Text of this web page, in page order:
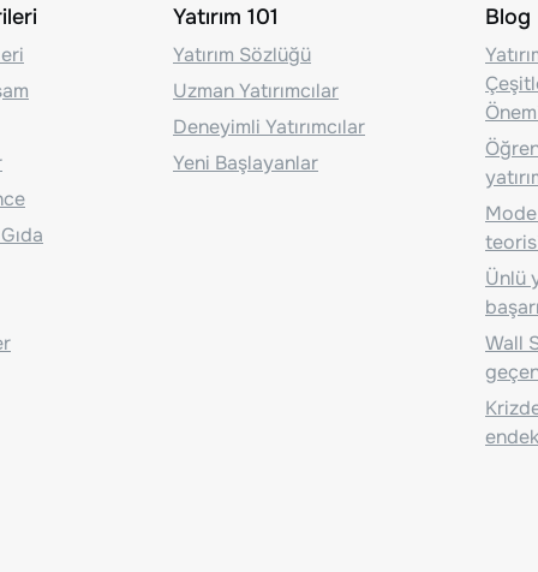
Yatırım 101
Yatırım Sözlüğü
Uzman Yatırımcılar
Deneyimli Yatırımcılar
Yeni Başlayanlar
Blog
Ünlü
Wall